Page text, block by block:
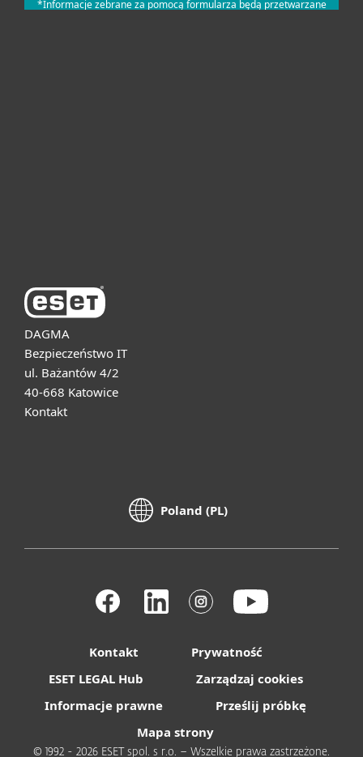
DAGMA
Bezpieczeństwo IT
ul. Bażantów 4/2
40-668 Katowice
Kontakt
Poland (PL)
Kontakt
Prywatność
ESET LEGAL Hub
Zarządzaj cookies
Informacje prawne
Prześlij próbkę
Mapa strony
© 1992 - 2026 ESET spol. s r.o. – Wszelkie prawa zastrzeżone.